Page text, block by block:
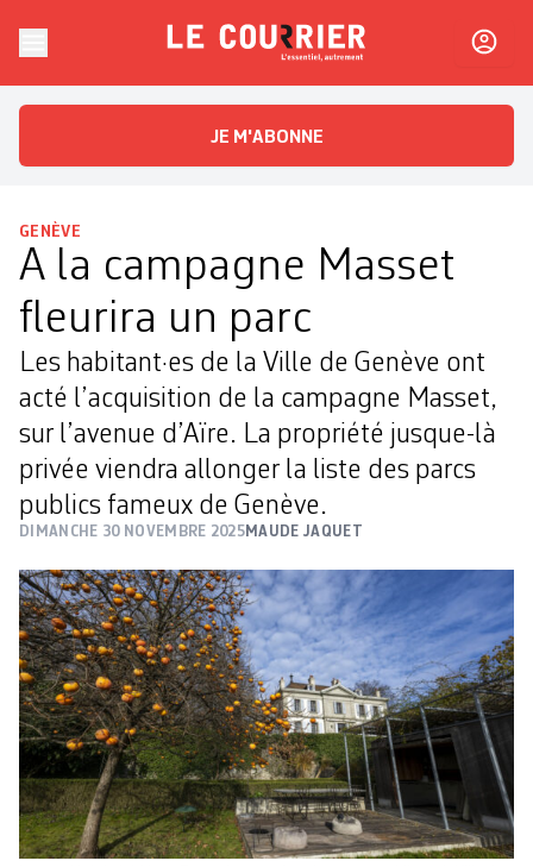
Le CourrierL'essentiel, autrement
JE M'ABONNE
GENÈVE
A la campagne Masset
fleurira un parc
Les habitant·es de la Ville de Genève ont
acté l’acquisition de la campagne Masset,
sur l’avenue d’Aïre. La propriété jusque-là
privée viendra allonger la liste des parcs
publics fameux de Genève.
DIMANCHE 30 NOVEMBRE 2025MAUDE JAQUET